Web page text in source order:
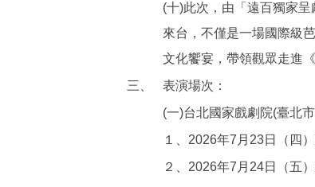
(十)此次，由「遠百獨家
來台，不僅是一場國際級
文化饗宴，帶領觀眾走進
三、
表演場次：
(一)台北國家戲劇院(臺北
１、2026年7月23日（四
２、2026年7月24日（五